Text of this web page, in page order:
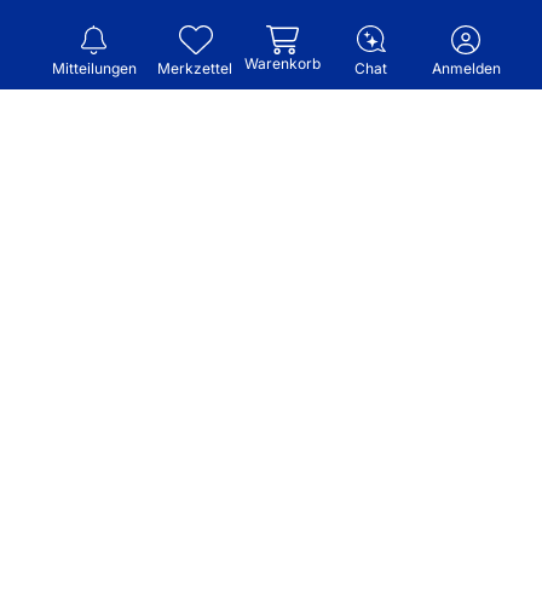
Mitteilungen Merkzettel Warenkorb Chat Anmelden